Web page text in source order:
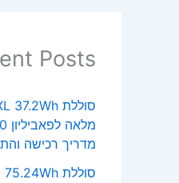
Posts
מדריך רכישה